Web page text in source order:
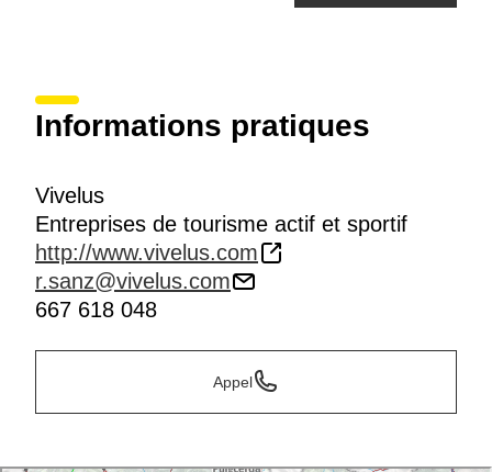
Informations pratiques
Vivelus
Entreprises de tourisme actif et sportif
http://www.vivelus.com
r.sanz@vivelus.com
667 618 048
Appel